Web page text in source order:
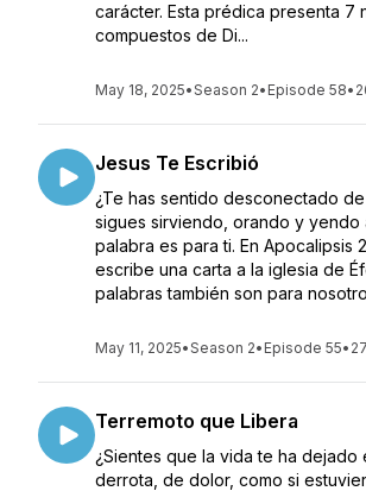
carácter. Esta prédica presenta 7
compuestos de Di...
May 18, 2025•Season 2• Episode 58•
Jesus Te Escribió
¿Te has sentido desconectado
sigues sirviendo, orando y yendo
palabra es para ti. En Apocalipsis
escribe una carta a la iglesia de
palabras también son para
May 11, 2025•Season 2• Episode 55•
Terremoto que Libera
¿Sientes que la vida te ha dejado
derrota, de dolor, como si